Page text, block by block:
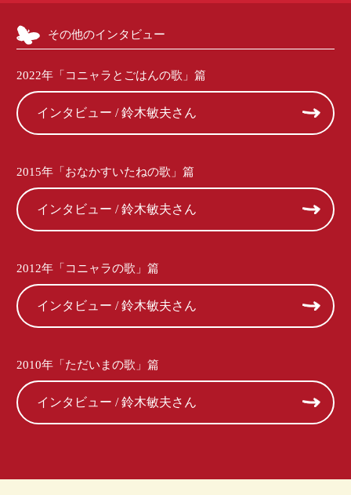
その他のインタビュー
2022年「コニャラとごはんの歌」篇
インタビュー / 鈴木敏夫さん
2015年「おなかすいたねの歌」篇
インタビュー / 鈴木敏夫さん
2012年「コニャラの歌」篇
インタビュー / 鈴木敏夫さん
2010年「ただいまの歌」篇
インタビュー / 鈴木敏夫さん